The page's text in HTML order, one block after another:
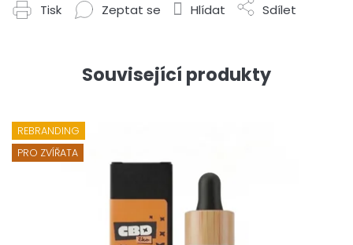
Tisk Zeptat se Hlídat Sdílet
Související produkty
REBRANDING
PRO ZVÍŘATA